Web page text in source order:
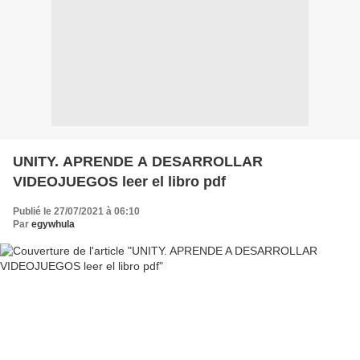
UNITY. APRENDE A DESARROLLAR
VIDEOJUEGOS leer el libro pdf
Publié le 27/07/2021 à 06:10
Par egywhula